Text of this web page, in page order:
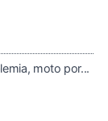
moto por...